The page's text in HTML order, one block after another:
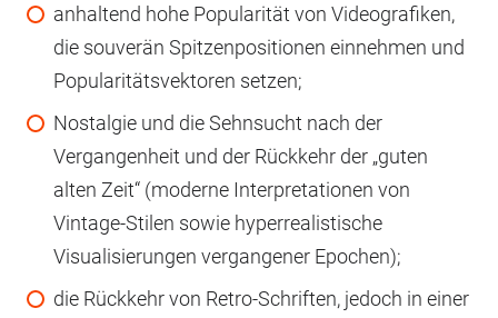
anhaltend hohe Popularität von Videografiken,
die souverän Spitzenpositionen einnehmen und
Popularitätsvektoren setzen;
Nostalgie und die Sehnsucht nach der
Vergangenheit und der Rückkehr der „guten
alten Zeit“ (moderne Interpretationen von
Vintage-Stilen sowie hyperrealistische
Visualisierungen vergangener Epochen);
die Rückkehr von Retro-Schriften, jedoch in einer